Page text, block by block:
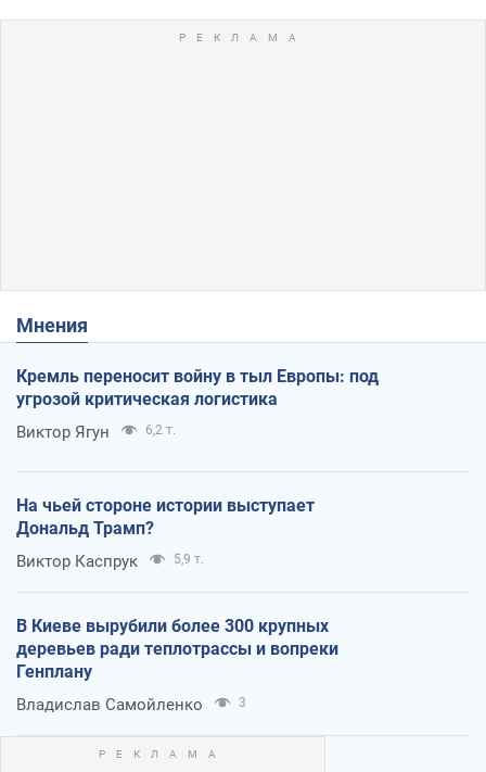
Мнения
Кремль переносит войну в тыл Европы: под
угрозой критическая логистика
Виктор Ягун 6,2 т.
На чьей стороне истории выступает
Дональд Трамп?
Виктор Каспрук 5,9 т.
В Киеве вырубили более 300 крупных
деревьев ради теплотрассы и вопреки
Генплану
Владислав Самойленко 3